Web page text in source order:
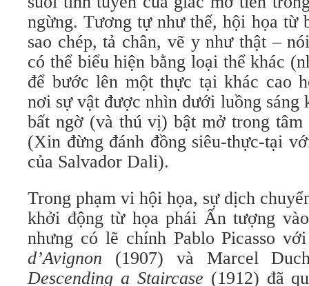
ngừng. Tương tự như thế, hội họa từ
sao chép, tả chân, vẽ y như thật –
có thể biểu hiện bằng loại thể khác
để bước lên một thực tại khác cao
nơi sự vật được nhìn dưới luồng sáng
bất ngờ (và thú vị) bật mở trong
(Xin đừng đánh đồng siêu-thực-tại
của Salvador Dali).
Trong phạm vi hội họa, sự dịch
khởi động từ họa phái Ấn tượng
nhưng có lẽ chính Pablo Picasso
d’Avignon (1907) và Marcel
Descending a Staircase (1912) đã